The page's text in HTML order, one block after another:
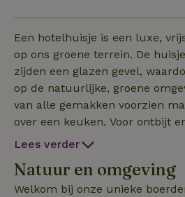
Een hotelhuisje is een luxe,
op ons groene terrein. De
zijden een glazen gevel,
op de natuurlijke, groene
van alle gemakken voorzien
over een keuken. Voor ontbijt en/of diner kunt u hier
ook terecht. Reserveren direct
Lees verder
Natuur en omgeving
Welkom bij onze unieke